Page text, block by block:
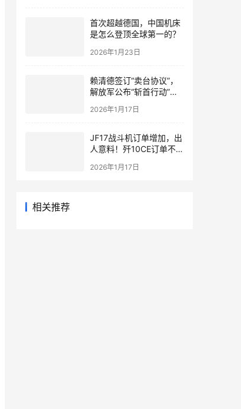
首次超越德国，中国机床
是怎么登顶全球第一的？
2026年1月23日
赖清德签订“卖台协议”，
解放军公布“斩首行动”画
2026年1月17日
JF17战斗机订单增加，出
人意料！歼10CE订单不要
2026年1月17日
相关推荐